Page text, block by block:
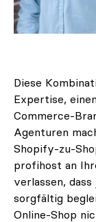
Diese
Expertise,
Commerce-
Agenturen
Shopify-zu-
profihost an
verlassen,
sorgfältig
Online-Shop